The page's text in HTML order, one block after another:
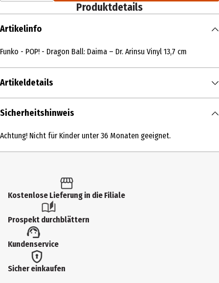
Produktdetails
Artikelinfo
Funko - POP! - Dragon Ball: Daima – Dr. Arinsu Vinyl 13,7 cm
Artikeldetails
Inhalt
Produkttyp
6 Jahre
Artikelnummer des Herstellers
91855
Lizenz (spw)
Funko Anime
Hersteller
Sicherheitshinweis
Achtung! Nicht für Kinder unter 36 Monaten geeignet.
Kostenlose Lieferung in die Filiale
Prospekt durchblättern
Kundenservice
Sicher einkaufen